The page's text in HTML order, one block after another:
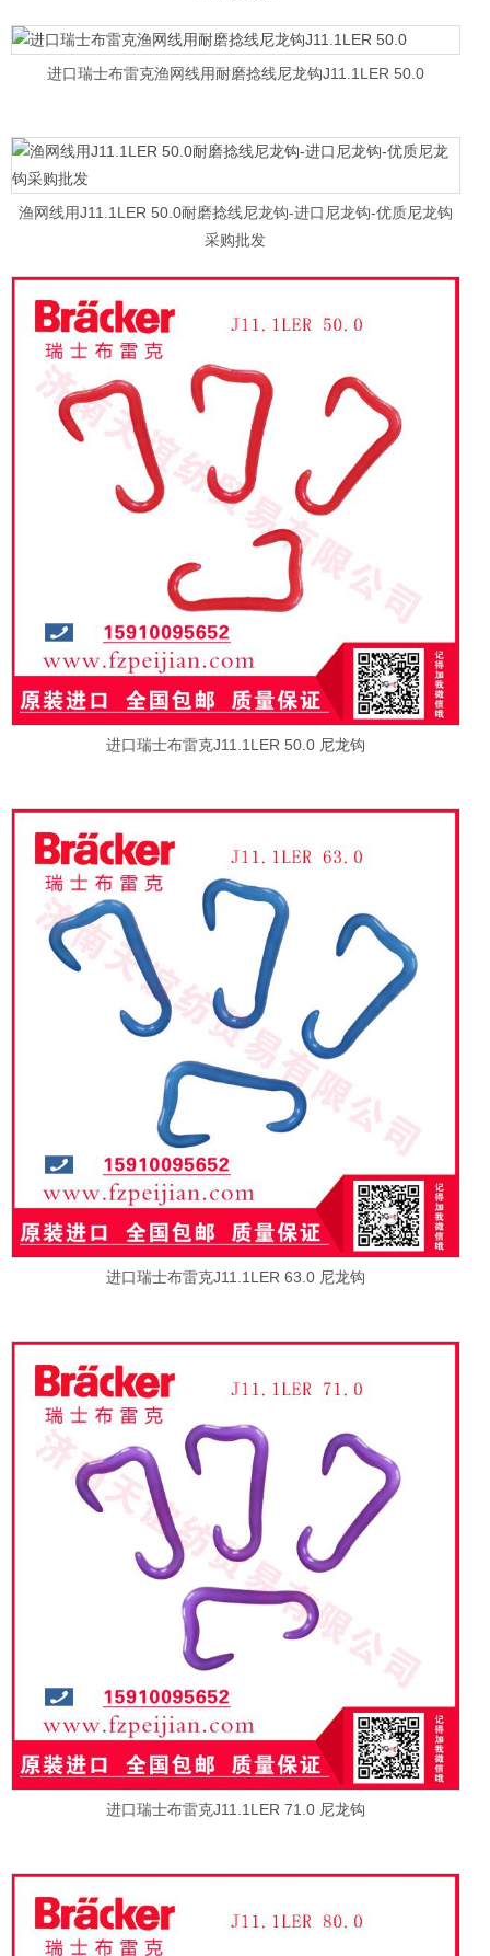
进口瑞士布雷克渔网线用耐磨捻线尼龙钩J11.1LER 50.0
渔网线用J11.1LER 50.0耐磨捻线尼龙钩-进口尼龙钩-优质尼龙钩
采购批发
进口瑞士布雷克J11.1LER 50.0 尼龙钩
进口瑞士布雷克J11.1LER 63.0 尼龙钩
进口瑞士布雷克J11.1LER 71.0 尼龙钩